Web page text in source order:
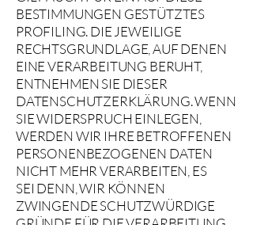
BESTIMMUNGEN GESTÜTZTES
PROFILING. DIE JEWEILIGE
RECHTSGRUNDLAGE, AUF DENEN
EINE VERARBEITUNG BERUHT,
ENTNEHMEN SIE DIESER
DATENSCHUTZERKLÄRUNG. WENN
SIE WIDERSPRUCH EINLEGEN,
WERDEN WIR IHRE BETROFFENEN
PERSONENBEZOGENEN DATEN
NICHT MEHR VERARBEITEN, ES
SEI DENN, WIR KÖNNEN
ZWINGENDE SCHUTZWÜRDIGE